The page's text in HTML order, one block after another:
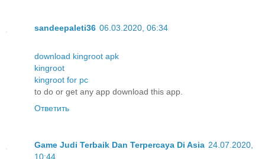
sandeepaleti36 06.03.2020, 06:34
download kingroot apk
kingroot
kingroot for pc
to do or get any app download this app.
Ответить
Game Judi Terbaik Dan Terpercaya Di Asia 24.07.2020,
10:44